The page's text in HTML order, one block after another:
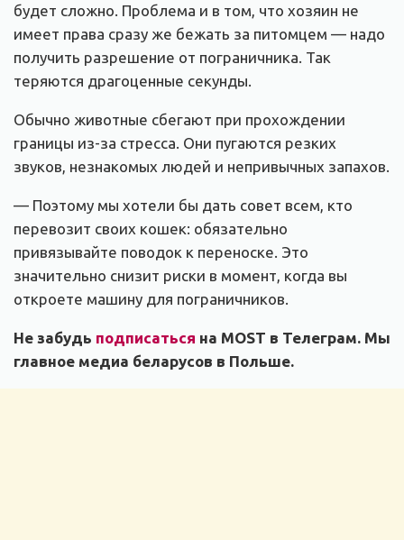
будет сложно. Проблема и в том, что хозяин не
имеет права сразу же бежать за питомцем — надо
получить разрешение от пограничника. Так
теряются драгоценные секунды.
Обычно животные сбегают при прохождении
границы из-за стресса. Они пугаются резких
звуков, незнакомых людей и непривычных запахов.
— Поэтому мы хотели бы дать совет всем, кто
перевозит своих кошек: обязательно
привязывайте поводок к переноске. Это
значительно снизит риски в момент, когда вы
откроете машину для пограничников.
Не забудь подписаться на MOST в Телеграм. Мы
главное медиа беларусов в Польше.